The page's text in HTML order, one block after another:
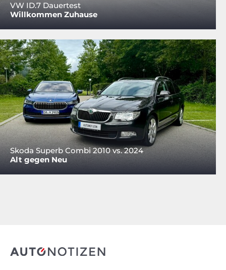
VW ID.7 Dauertest
Willkommen Zuhause
Skoda Superb Combi 2010 vs. 2024
Alt gegen Neu